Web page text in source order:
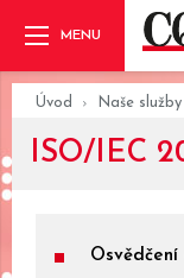
Úvod Naše služby
ISO/IEC